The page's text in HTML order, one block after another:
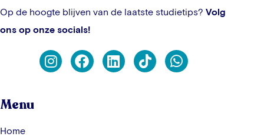
Op de hoogte blijven van de laatste studietips? Volg
ons op onze socials!
Menu
Home